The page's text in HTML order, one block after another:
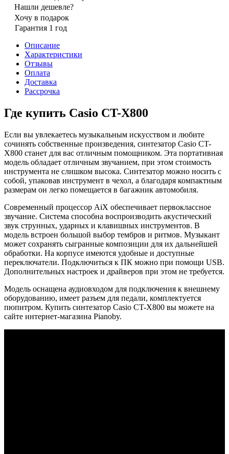
Нашли дешевле?
Хочу в подарок
Гарантия 1 год
Описание
Характеристики
Отзывы
Оплата
Доставка
Рассрочка
Где купить Casio CT-X800
Если вы увлекаетесь музыкальным искусством и любите
сочинять собственные произведения, синтезатор Casio CT-
X800 станет для вас отличным помощником. Эта портативная
модель обладает отличным звучанием, при этом стоимость
инструмента не слишком высока. Синтезатор можно носить с
собой, упаковав инструмент в чехол, а благодаря компактным
размерам он легко помещается в багажник автомобиля.
Современный процессор AiX обеспечивает первоклассное
звучание. Система способна воспроизводить акустический
звук струнных, ударных и клавишных инструментов. В
модель встроен большой выбор тембров и ритмов. Музыкант
может сохранять сыгранные композиции для их дальнейшей
обработки. На корпусе имеются удобные и доступные
переключатели. Подключиться к ПК можно при помощи USB.
Дополнительных настроек и драйверов при этом не требуется.
Модель оснащена аудиовходом для подключения к внешнему
оборудованию, имеет разъем для педали, комплектуется
пюпитром. Купить синтезатор Casio CT-X800 вы можете на
сайте интернет-магазина Pianoby.